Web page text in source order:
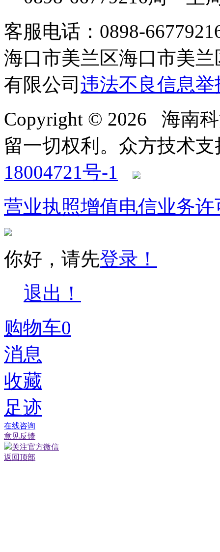
客服电话：0898-
海口市美兰区海口市美
有限公司 违法不良信息举
Copyright © 2026 海南
留一切权利。 众方技术支
18004721号-1
营业执照增值电信业务许
你好，请先登录！
退出！
购物车0
消息
收藏
足迹
在线咨询
意见反馈
关注官方微信
返回顶部